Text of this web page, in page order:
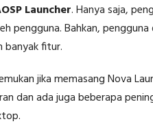
Launcher. Hanya saja,
pengguna. Bahkan,
banyak fitur.
jika memasang Nova
dan ada juga beberapa